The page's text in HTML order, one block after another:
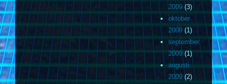
2009(3)
oktober
2009(1)
september
2009(1)
augusti
2009(2)